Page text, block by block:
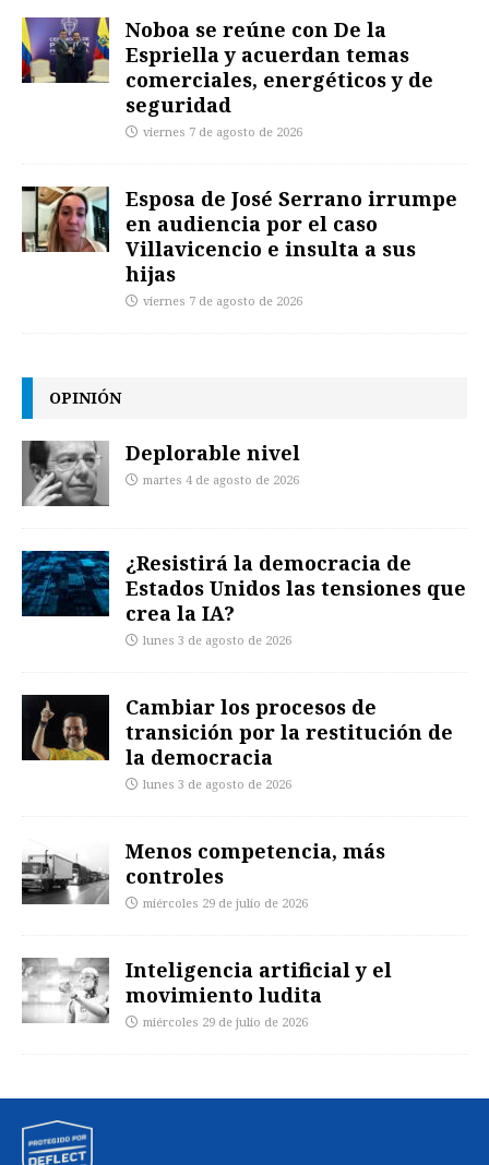
Noboa se reúne con De la
Espriella y acuerdan temas
comerciales, energéticos y de
seguridad
viernes 7 de agosto de 2026
Esposa de José Serrano irrumpe
en audiencia por el caso
Villavicencio e insulta a sus
hijas
viernes 7 de agosto de 2026
OPINIÓN
Deplorable nivel
martes 4 de agosto de 2026
¿Resistirá la democracia de
Estados Unidos las tensiones que
crea la IA?
lunes 3 de agosto de 2026
Cambiar los procesos de
transición por la restitución de
la democracia
lunes 3 de agosto de 2026
Menos competencia, más
controles
miércoles 29 de julio de 2026
Inteligencia artificial y el
movimiento ludita
miércoles 29 de julio de 2026